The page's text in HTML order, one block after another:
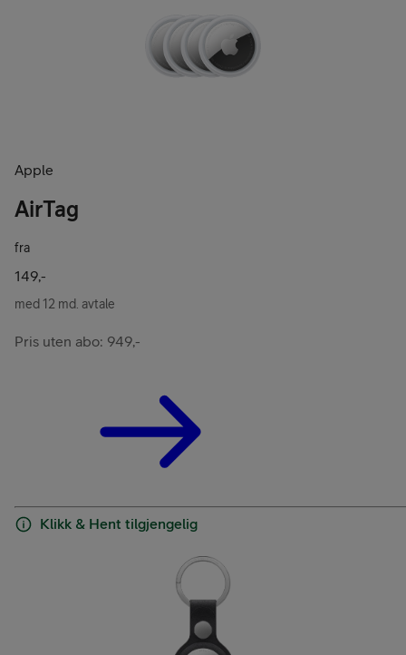
Apple
AirTag
fra
149,-
med 12 md. avtale
Pris uten abo: 949,-
Klikk & Hent tilgjengelig